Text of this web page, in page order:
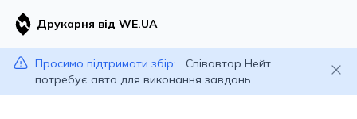
Друкарня від WE.UA
Просимо підтримати збір:
Співавтор Нейт
потребує авто для виконання завдань